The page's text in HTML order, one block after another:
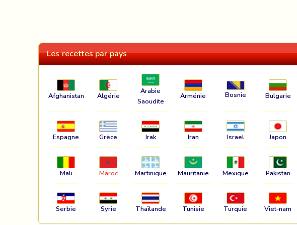
Les recettes par pays
Afghanistan Algérie
Arabie
Saoudite
Arménie Bosnie Bulgarie
Espagne Grèce Irak Iran Israel Japon
Mali Maroc Martinique Mauritanie Mexique Pakistan
Serbie Syrie Thaïlande Tunisie Turquie Viet-nam